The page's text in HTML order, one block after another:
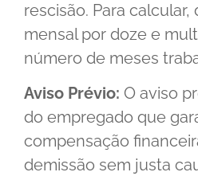
rescisão. Para
mensal por doze e
número de meses
Aviso Prévio: O aviso
do empregado que
compensação
demissão sem justa